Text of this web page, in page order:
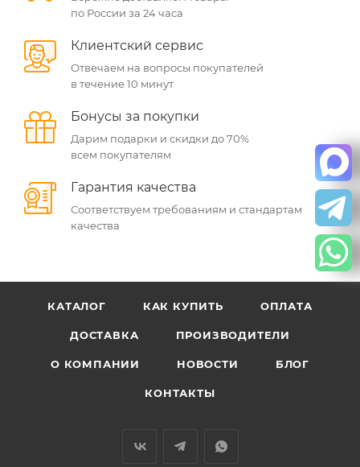
по России за 24 часа
Клиентский сервис
Отвечаем на вопросы покупателей
в течение 10 минут
Бонусы за покупки
Дарим подарки и скидки до 70%
всем покупателям
Гарантия качества
Соответствуем требованиям и стандартам
качества
КАТАЛОГ КАК КУПИТЬ ОПЛАТА
ДОСТАВКА ПРОИЗВОДИТЕЛИ
О КОМПАНИИ НОВОСТИ БЛОГ
КОНТАКТЫ